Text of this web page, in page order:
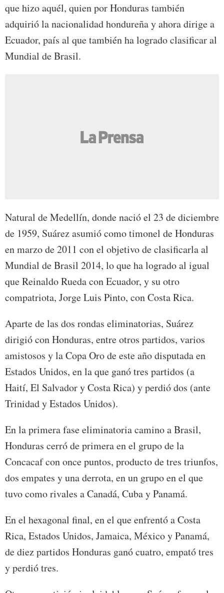
que hizo aquél, quien por Honduras también
adquirió la nacionalidad hondureña y ahora dirige a
Ecuador, país al que también ha logrado clasificar al
Mundial de Brasil.
Natural de Medellín, donde nació el 23 de diciembre
de 1959, Suárez asumió como timonel de Honduras
en marzo de 2011 con el objetivo de clasificarla al
Mundial de Brasil 2014, lo que ha logrado al igual
que Reinaldo Rueda con Ecuador, y su otro
compatriota, Jorge Luis Pinto, con Costa Rica.
Aparte de las dos rondas eliminatorias, Suárez
dirigió con Honduras, entre otros partidos, varios
amistosos y la Copa Oro de este año disputada en
Estados Unidos, en la que ganó tres partidos (a
Haití, El Salvador y Costa Rica) y perdió dos (ante
Trinidad y Estados Unidos).
En la primera fase eliminatoria camino a Brasil,
Honduras cerró de primera en el grupo de la
Concacaf con once puntos, producto de tres triunfos,
dos empates y una derrota, en un grupo en el que
tuvo como rivales a Canadá, Cuba y Panamá.
En el hexagonal final, en el que enfrentó a Costa
Rica, Estados Unidos, Jamaica, México y Panamá,
de diez partidos Honduras ganó cuatro, empató tres
y perdió tres.